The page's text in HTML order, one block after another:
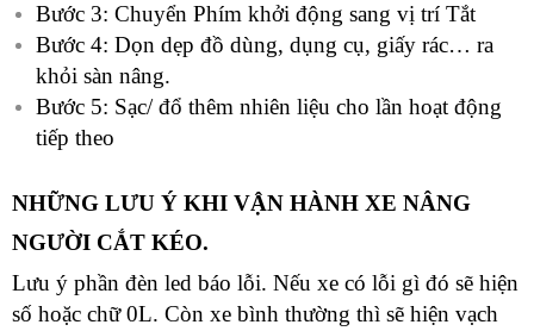
Bước 3: Chuyển Phím khởi động sang vị trí Tắt
Bước 4: Dọn dẹp đồ dùng, dụng cụ, giấy rác… ra
khỏi sàn nâng.
Bước 5: Sạc/ đổ thêm nhiên liệu cho lần hoạt động
tiếp theo
NHỮNG LƯU Ý KHI VẬN HÀNH XE NÂNG
NGƯỜI CẮT KÉO.
Lưu ý phần đèn led báo lỗi. Nếu xe có lỗi gì đó sẽ hiện
số hoặc chữ 0L. Còn xe bình thường thì sẽ hiện vạch